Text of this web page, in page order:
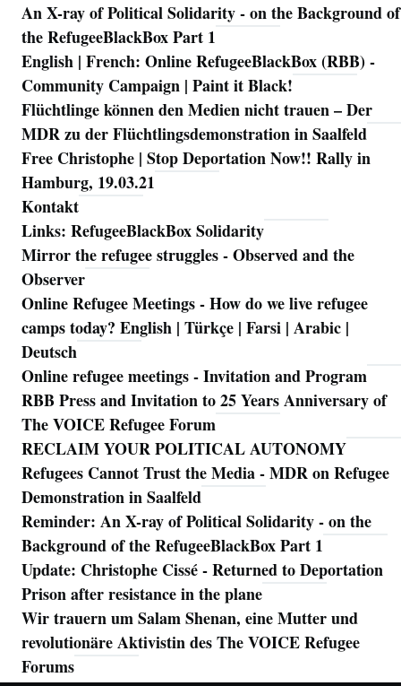
Navigation
An X-ray of Political Solidarity - on the Background of
the RefugeeBlackBox Part 1
English | French: Online RefugeeBlackBox (RBB) -
Community Campaign | Paint it Black!
Flüchtlinge können den Medien nicht trauen – Der
MDR zu der Flüchtlingsdemonstration in Saalfeld
Free Christophe | Stop Deportation Now!! Rally in
Hamburg, 19.03.21
Kontakt
Links: RefugeeBlackBox Solidarity
Mirror the refugee struggles - Observed and the
Observer
Online Refugee Meetings - How do we live refugee
camps today? English | Türkçe | Farsi | Arabic |
Deutsch
Online refugee meetings - Invitation and Program
RBB Press and Invitation to 25 Years Anniversary of
The VOICE Refugee Forum
RECLAIM YOUR POLITICAL AUTONOMY
Refugees Cannot Trust the Media - MDR on Refugee
Demonstration in Saalfeld
Reminder: An X-ray of Political Solidarity - on the
Background of the RefugeeBlackBox Part 1
Update: Christophe Cissé - Returned to Deportation
Prison after resistance in the plane
Wir trauern um Salam Shenan, eine Mutter und
revolutionäre Aktivistin des The VOICE Refugee
Forums